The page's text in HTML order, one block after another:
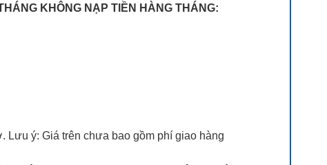
KHÔNG NẠP TIỀN HÀNG THÁNG:
Lưu ý: Giá trên chưa bao gồm phí giao hàng